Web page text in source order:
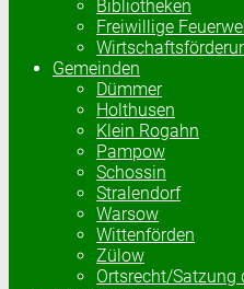
Bibliotheken
Freiwillige
Gemeinden
Dümmer
Holthusen
Klein Rogahn
Pampow
Schossin
Stralendorf
Warsow
Wittenförden
Zülow
Ortsrecht/Satzung